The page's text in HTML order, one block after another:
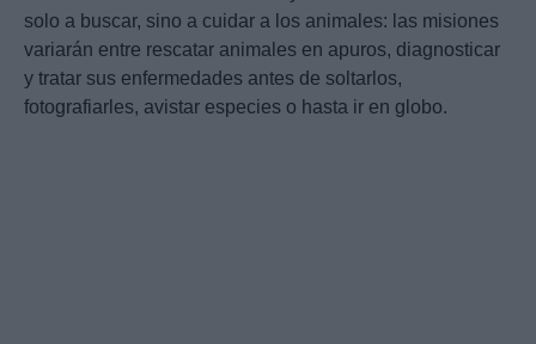
solo a buscar, sino a cuidar a los animales: las misiones
variarán entre rescatar animales en apuros, diagnosticar
y tratar sus enfermedades antes de soltarlos,
fotografiarles, avistar especies o hasta ir en globo.